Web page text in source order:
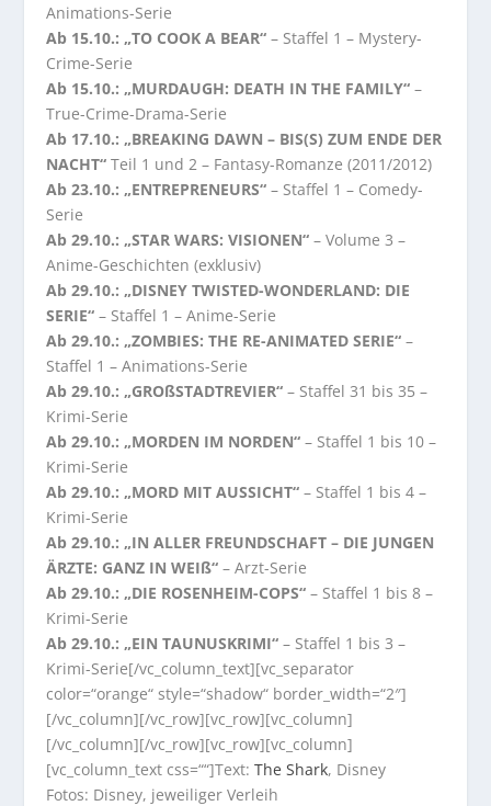
Animations-Serie
Ab 15.10.: „TO COOK A BEAR“ – Staffel 1 – Mystery-
Crime-Serie
Ab 15.10.: „MURDAUGH: DEATH IN THE FAMILY“ –
True-Crime-Drama-Serie
Ab 17.10.: „BREAKING DAWN – BIS(S) ZUM ENDE DER
NACHT“ Teil 1 und 2 – Fantasy-Romanze (2011/2012)
Ab 23.10.: „ENTREPRENEURS“ – Staffel 1 – Comedy-
Serie
Ab 29.10.: „STAR WARS: VISIONEN“ – Volume 3 –
Anime-Geschichten (exklusiv)
Ab 29.10.: „DISNEY TWISTED-WONDERLAND: DIE
SERIE“ – Staffel 1 – Anime-Serie
Ab 29.10.: „ZOMBIES: THE RE-ANIMATED SERIE“ –
Staffel 1 – Animations-Serie
Ab 29.10.: „GROßSTADTREVIER“ – Staffel 31 bis 35 –
Krimi-Serie
Ab 29.10.: „MORDEN IM NORDEN“ – Staffel 1 bis 10 –
Krimi-Serie
Ab 29.10.: „MORD MIT AUSSICHT“ – Staffel 1 bis 4 –
Krimi-Serie
Ab 29.10.: „IN ALLER FREUNDSCHAFT – DIE JUNGEN
ÄRZTE: GANZ IN WEIß“ – Arzt-Serie
Ab 29.10.: „DIE ROSENHEIM-COPS“ – Staffel 1 bis 8 –
Krimi-Serie
Ab 29.10.: „EIN TAUNUSKRIMI“ – Staffel 1 bis 3 –
Krimi-Serie[/vc_column_text][vc_separator
color=“orange“ style=“shadow“ border_width=“2″]
[/vc_column][/vc_row][vc_row][vc_column]
[/vc_column][/vc_row][vc_row][vc_column]
[vc_column_text css=““]Text:The Shark, Disney
Fotos: Disney, jeweiliger Verleih